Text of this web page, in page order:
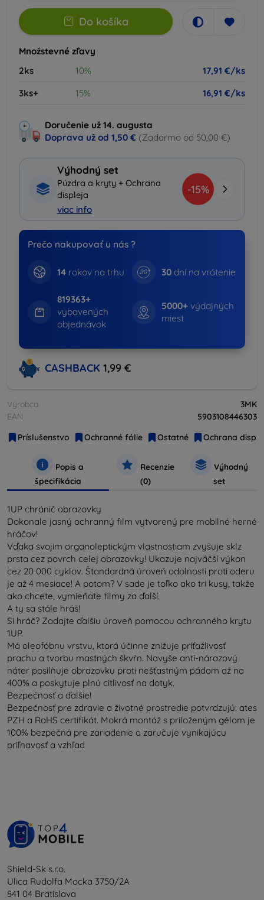
Do košíka
Množstevné zľavy
2ks
10%
17,91 €/ks
3ks+
15% 16,91 €/ks
Doručenie už 14. augusta
Doprava už od 1,50 € (Zadarmo od 50,00 €)
Výhodný set
Púzdra a kryty + Ochrana
displeja
viac info
-15%
Prečo nakupovať u nás ?
14rokov na trhu 30 dní na vrátenie
819363+
vybavených
objednávok
5000+ výdajných
miest
CASHBACK 1,99 €
Výrobca
3MK
EAN
5903108446303
Príslušenstvo
Ochranné fólie Ostatné Ochrana
Popis a
špecifikácia
Recenzie
(0)
Výhodný
set
1UP chránič obrazovky
Dokonale jasný ochranný film vytvorený pre mobilné herné
hráčov!
Vďaka svojim organoleptickým vlastnostiam zvyšuje sklz
prsta cez povrch celej obrazovky! Ukazuje najväčší výkon
cez 20 000 cyklov. Štandardná úroveň odolnosti proti oderu
je až 4 mesiace! A potom? V sade je toľko ako tri kusy, takže
ako chcete, vymieňate filmy za ďalší.
A ty sa stále hráš!
Si hráč? Zadajte ďalšiu úroveň pomocou ochranného krytu
1UP.
Má oleofóbnu vrstvu, ktorá účinne znižuje príťažlivosť
prachu a tvorbu mastných škvŕn. Navyše anti-nárazový
náter posilňuje obrazovku proti nešťastným pádom až na
400% a poskytuje plnú citlivosť na dotyk.
Bezpečnosť a ďalšie!
Bezpečnosť pre zdravie a životné prostredie potvrdzujú: ates
PZH a RoHS certifikát. Mokrá montáž s priloženým gélom je
100% bezpečná pre zariadenie a zaručuje vynikajúcu
priľnavosť a vzhľad
Shield-Sk s.r.o.
Ulica Rudolfa Mocka 3750/2A
841 04 Bratislava